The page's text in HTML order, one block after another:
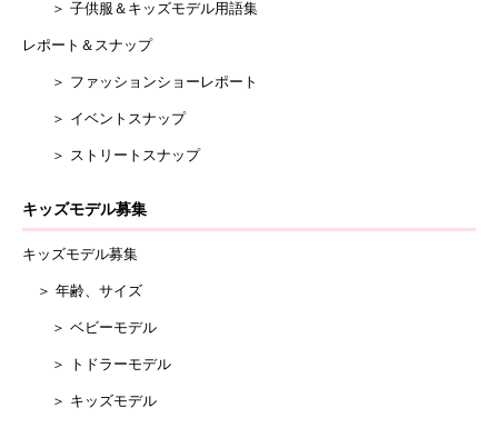
＞ 子供服＆キッズモデル用語集
レポート＆スナップ
＞ ファッションショーレポート
＞ イベントスナップ
＞ ストリートスナップ
キッズモデル募集
キッズモデル募集
＞ 年齢、サイズ
＞ ベビーモデル
＞ トドラーモデル
＞ キッズモデル